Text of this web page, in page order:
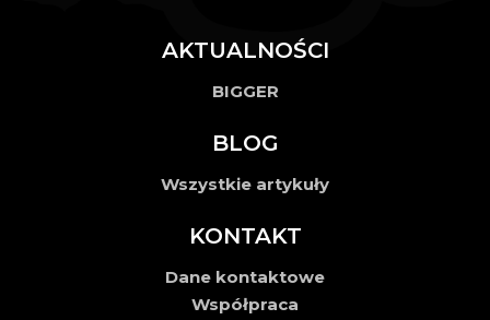
AKTUALNOŚCI
BIGGER
BLOG
Wszystkie artykuły
KONTAKT
Dane kontaktowe
Współpraca